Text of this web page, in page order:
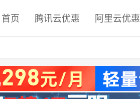
首页 腾讯云优惠 阿里云优惠